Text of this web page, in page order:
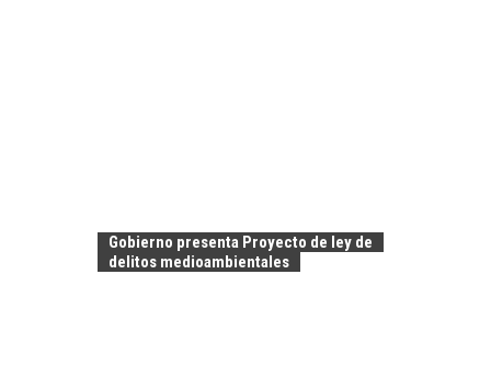
Gobierno presenta Proyecto de ley de
delitos medioambientales